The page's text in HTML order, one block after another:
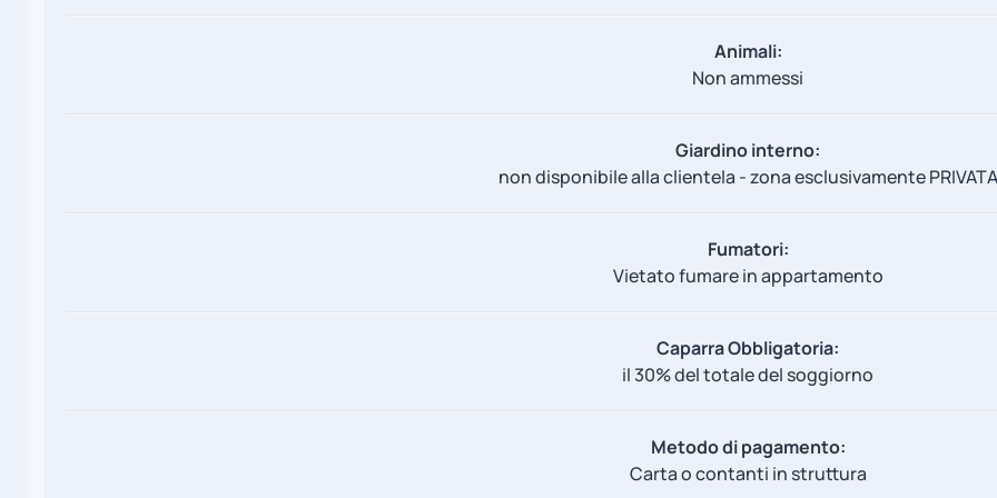
Animali:
Non ammessi
Giardino interno:
non disponibile alla clientela - zona esclusivamente PRIVATA
Fumatori:
Vietato fumare in appartamento
Caparra Obbligatoria:
il 30% del totale del soggiorno
Metodo di pagamento:
Carta o contanti in struttura